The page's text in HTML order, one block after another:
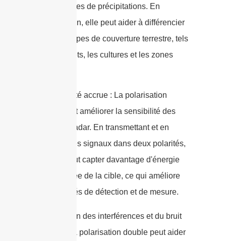
d'autres types de précipitations. En
télédétection, elle peut aider à différencier
différents types de couverture terrestre, tels
que les forêts, les cultures et les zones
3. Sensibilité accrue : La polarisation
double peut améliorer la sensibilité des
systèmes radar. En transmettant et en
recevant des signaux dans deux polarités,
le radar peut capter davantage d'énergie
rétro-diffusée de la cible, ce qui améliore
les capacités de détection et de mesure.
4. Réduction des interférences et du bruit
de fond : La polarisation double peut aider